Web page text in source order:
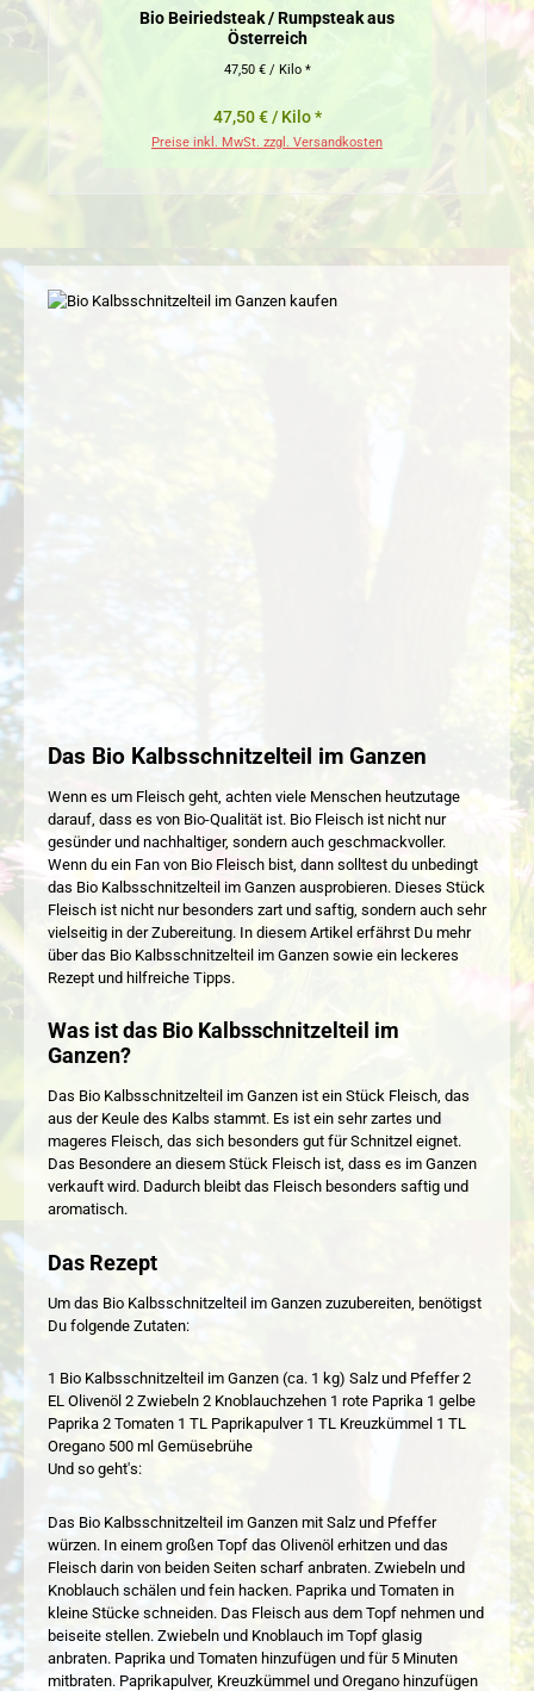
Bio Beiriedsteak / Rumpsteak aus
Österreich
47,50 € / Kilo *
47,50 € / Kilo *
Preise inkl. MwSt. zzgl. Versandkosten
Das Bio Kalbsschnitzelteil im Ganzen
Wenn es um Fleisch geht, achten viele Menschen heutzutage
darauf, dass es von Bio-Qualität ist. Bio Fleisch ist nicht nur
gesünder und nachhaltiger, sondern auch geschmackvoller.
Wenn du ein Fan von Bio Fleisch bist, dann solltest du unbedingt
das Bio Kalbsschnitzelteil im Ganzen ausprobieren. Dieses Stück
Fleisch ist nicht nur besonders zart und saftig, sondern auch sehr
vielseitig in der Zubereitung. In diesem Artikel erfährst Du mehr
über das Bio Kalbsschnitzelteil im Ganzen sowie ein leckeres
Rezept und hilfreiche Tipps.
Was ist das Bio Kalbsschnitzelteil im
Ganzen?
Das Bio Kalbsschnitzelteil im Ganzen ist ein Stück Fleisch, das
aus der Keule des Kalbs stammt. Es ist ein sehr zartes und
mageres Fleisch, das sich besonders gut für Schnitzel eignet.
Das Besondere an diesem Stück Fleisch ist, dass es im Ganzen
verkauft wird. Dadurch bleibt das Fleisch besonders saftig und
aromatisch.
Das Rezept
Um das Bio Kalbsschnitzelteil im Ganzen zuzubereiten, benötigst
Du folgende Zutaten:
1 Bio Kalbsschnitzelteil im Ganzen (ca. 1 kg) Salz und Pfeffer 2
EL Olivenöl 2 Zwiebeln 2 Knoblauchzehen 1 rote Paprika 1 gelbe
Paprika 2 Tomaten 1 TL Paprikapulver 1 TL Kreuzkümmel 1 TL
Oregano 500 ml Gemüsebrühe
Und so geht's:
Das Bio Kalbsschnitzelteil im Ganzen mit Salz und Pfeffer
würzen. In einem großen Topf das Olivenöl erhitzen und das
Fleisch darin von beiden Seiten scharf anbraten. Zwiebeln und
Knoblauch schälen und fein hacken. Paprika und Tomaten in
kleine Stücke schneiden. Das Fleisch aus dem Topf nehmen und
beiseite stellen. Zwiebeln und Knoblauch im Topf glasig
anbraten. Paprika und Tomaten hinzufügen und für 5 Minuten
mitbraten. Paprikapulver, Kreuzkümmel und Oregano hinzufügen